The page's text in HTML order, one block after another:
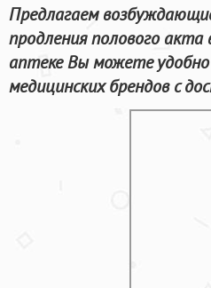
Предлагаем
продления полового
аптеке Вы можете
медицинских брендов с